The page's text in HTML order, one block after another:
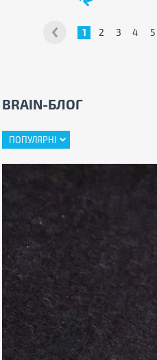
1 2 3 4 5
BRAIN-БЛОГ
ПОПУЛЯРНІ